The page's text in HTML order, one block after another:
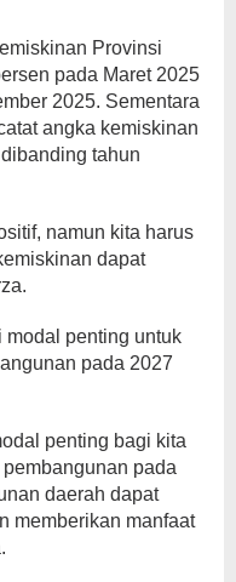
Provinsi
pada Maret 2025
2025. Sementara
angka kemiskinan
tahun
namun kita harus
dapat
penting untuk
pada 2027
penting bagi kita
pada
daerah dapat
memberikan manfaat